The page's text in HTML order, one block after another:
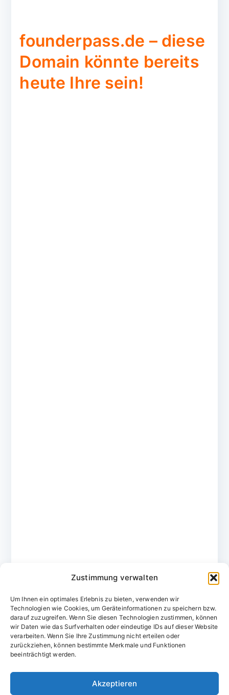
Zustimmung verwalten
Um Ihnen ein optimales Erlebnis zu bieten, verwenden wir
Technologien wie Cookies, um Geräteinformationen zu speichern bzw.
darauf zuzugreifen. Wenn Sie diesen Technologien zustimmen, können
wir Daten wie das Surfverhalten oder eindeutige IDs auf dieser Website
verarbeiten. Wenn Sie Ihre Zustimmung nicht erteilen oder
zurückziehen, können bestimmte Merkmale und Funktionen
beeinträchtigt werden.
Akzeptieren
founderpass.de – diese
Domain könnte bereits
heute Ihre sein!
Domainvergabestelle.de